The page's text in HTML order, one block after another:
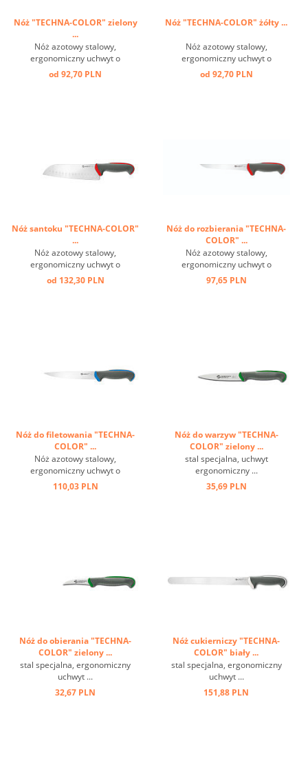
Nóż "TECHNA-COLOR" zielony
...
Nóż azotowy stalowy,
ergonomiczny uchwyt o
właściwościach
antypoślizgowych ...
od 92,70 PLN
Nóż "TECHNA-COLOR" żółty ...
Nóż azotowy stalowy,
ergonomiczny uchwyt o
właściwościach
antypoślizgowych ...
od 92,70 PLN
Nóż santoku "TECHNA-COLOR"
...
Nóż azotowy stalowy,
ergonomiczny uchwyt o
właściwościach
antypoślizgowych ...
od 132,30 PLN
Nóż do rozbierania "TECHNA-
COLOR" ...
Nóż azotowy stalowy,
ergonomiczny uchwyt o
właściwościach
antypoślizgowych ...
97,65 PLN
Nóż do filetowania "TECHNA-
COLOR" ...
Nóż azotowy stalowy,
ergonomiczny uchwyt o
właściwościach
antypoślizgowych ...
110,03 PLN
Nóż do warzyw "TECHNA-
COLOR" zielony ...
stal specjalna, uchwyt
ergonomiczny ...
35,69 PLN
Nóż do obierania "TECHNA-
COLOR" zielony ...
stal specjalna, ergonomiczny
uchwyt ...
32,67 PLN
Nóż cukierniczy "TECHNA-
COLOR" biały ...
stal specjalna, ergonomiczny
uchwyt ...
151,88 PLN